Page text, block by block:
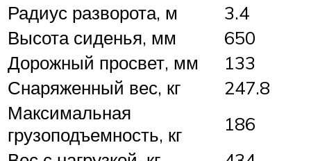
Радиус разворота, м
3.4
Высота сиденья, мм
650
Дорожный просвет, мм
133
Снаряженный вес, кг
247.8
Максимальная
грузоподъемность, кг
186